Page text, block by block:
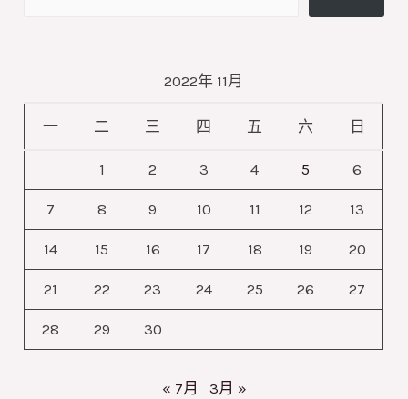
合
氧
于
2022年 11月
一 二 三 四 五 六 日
1 2 3 4 5 6
7 8 9 10 11 12 13
14 15 16 17 18 19 20
21 22 23 24 25 26 27
28 29 30
« 7月 3月 »